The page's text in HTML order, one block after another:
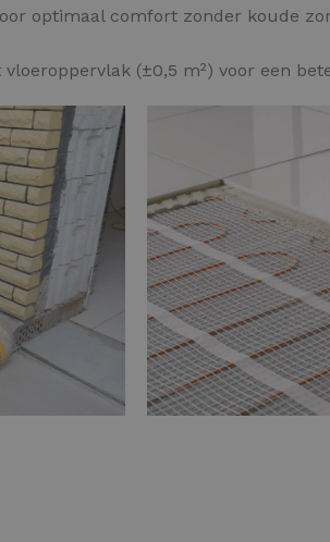
optimaal comfort zonder koude
(±0,5 m²) voor een